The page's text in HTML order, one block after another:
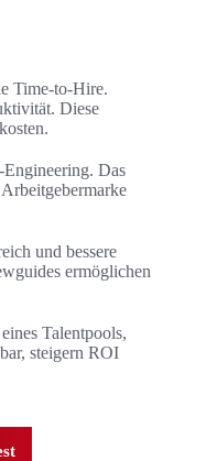
Time-to-Hire.
Diese
Engineering. Das
und bessere
ermöglichen
Talentpools,
steigern ROI